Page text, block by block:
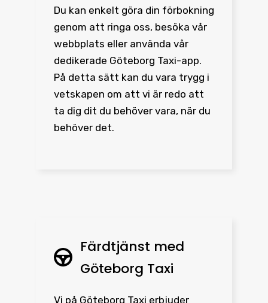
Du kan enkelt göra din förbokning
genom att ringa oss, besöka vår
webbplats eller använda vår
dedikerade Göteborg Taxi-app.
På detta sätt kan du vara trygg i
vetskapen om att vi är redo att
ta dig dit du behöver vara, när du
behöver det.
Färdtjänst med
Göteborg Taxi
Vi på Göteborg Taxi erbjuder